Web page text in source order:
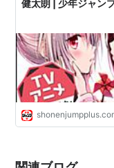
健太朗 | 少年ジャン